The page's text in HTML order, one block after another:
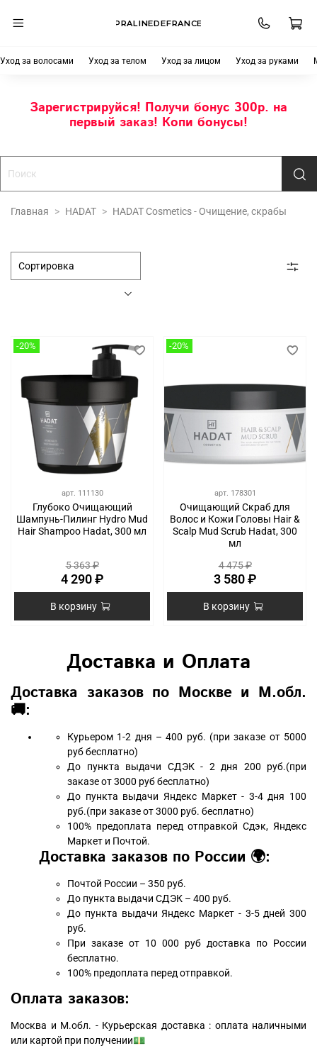
PRALINEDEFRANCE
Уход за волосами Уход за телом Уход за лицом Уход за руками
Зарегистрируйся! Получи бонус 300р. на
первый заказ! Копи бонусы!
Главная HADAT HADAT Cosmetics - Очищение, скрабы
-20%
арт. 111130
Глубоко Очищающий
Шампунь-Пилинг Hydro Mud
Hair Shampoo Hadat, 300 мл
5 363 ₽
4 290 ₽
В корзину
-20%
арт. 178301
Очищающий Скраб для
Волос и Кожи Головы Hair &
Scalp Mud Scrub Hadat, 300
мл
4 475 ₽
3 580 ₽
В корзину
Доставка и Оплата
Доставка заказов по Москве и М.обл.
🚚:
Курьером 1-2 дня – 400 руб. (при заказе от 5000
руб бесплатно)
До пункта выдачи СДЭК - 2 дня 200 руб.(при
заказе от 3000 руб бесплатно)
До пункта выдачи Яндекс Маркет - 3-4 дня 100
руб.(при заказе от 3000 руб. бесплатно)
100% предоплата перед отправкой Сдэк, Яндекс
Маркет и Почтой.
Доставка заказов по России 🌍:
Почтой России – 350 руб.
До пункта выдачи СДЭК – 400 руб.
До пункта выдачи Яндекс Маркет - 3-5 дней 300
руб.
При заказе от 10 000 руб доставка по России
бесплатно.
100% предоплата перед отправкой.
Оплата заказов:
Москва и М.обл. - Курьерская доставка : оплата наличными
или картой при получении💵